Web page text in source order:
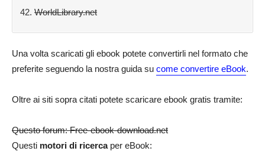
WorldLibrary.net
Una volta scaricati gli ebook potete convertirli nel formato che
preferite seguendo la nostra guida su come convertire eBook.
Oltre ai siti sopra citati potete scaricare ebook gratis tramite:
Questo forum: Free-ebook-download.net
Questi motori di ricercaper eBook: